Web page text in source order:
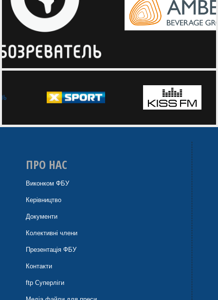
ПРО НАС
Виконком ФБУ
Керівництво
Документи
Колективні члени
Презентація ФБУ
Контакти
ftp Суперліги